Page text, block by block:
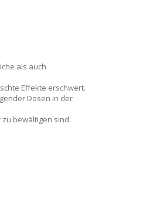
als auch
Effekte erschwert.
Dosen in der
bewältigen sind.